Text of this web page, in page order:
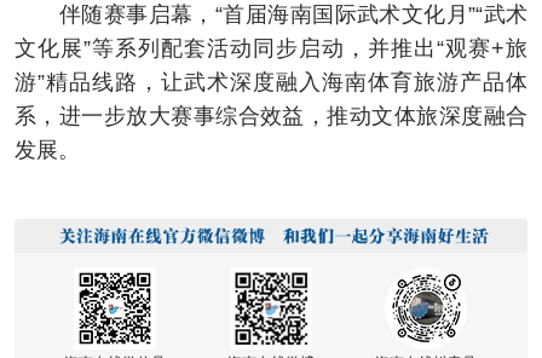
伴随赛事启幕，“首届海南国际武术文化月”“武术
文化展”等系列配套活动同步启动，并推出“观赛+旅
游”精品线路，让武术深度融入海南体育旅游产品体
系，进一步放大赛事综合效益，推动文体旅深度融合
发展。